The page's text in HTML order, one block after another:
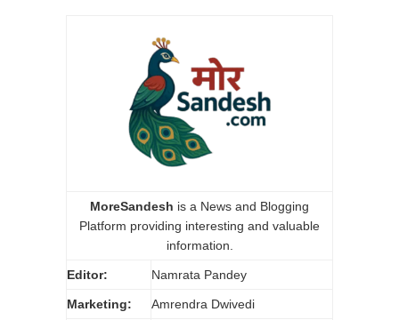
MoreSandesh is a News and Blogging
Platform providing interesting and valuable
information.
Editor: Namrata Pandey
Marketing: Amrendra Dwivedi